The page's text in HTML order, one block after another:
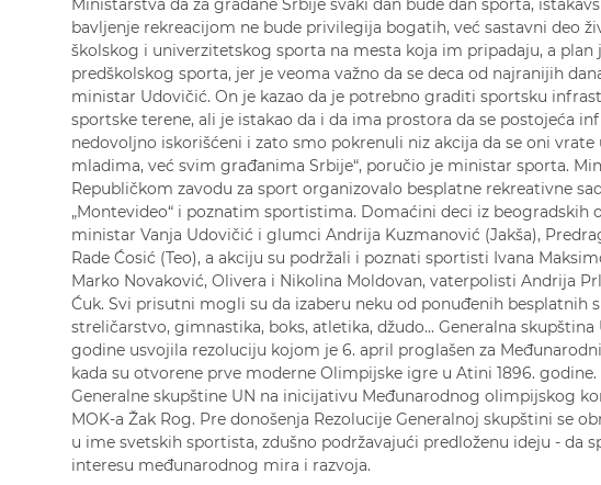
Ministarstva da za građane Srbije svaki dan bude dan sporta,
bavljenje rekreacijom ne bude privilegija bogatih, već sastavni deo
školskog i univerzitetskog sporta na mesta koja im pripadaju, a plan
predškolskog sporta, jer je veoma važno da se deca od najranijih
ministar Udovičić. On je kazao da je potrebno graditi sportsku
sportske terene, ali je istakao da i da ima prostora da se postojeća
nedovoljno iskorišćeni i zato smo pokrenuli niz akcija da se oni
mladima, već svim građanima Srbije“, poručio je ministar sporta.
Republičkom zavodu za sport organizovalo besplatne rekreativne
„Montevideo“ i poznatim sportistima. Domaćini deci iz beogradskih
ministar Vanja Udovičić i glumci Andrija Kuzmanović (Jakša),
Rade Ćosić (Teo), a akciju su podržali i poznati sportisti Ivana
Marko Novaković, Olivera i Nikolina Moldovan, vaterpolisti Andrija
Ćuk. Svi prisutni mogli su da izaberu neku od ponuđenih besplatnih
streličarstvo, gimnastika, boks, atletika, džudo... Generalna
godine usvojila rezoluciju kojom je 6. april proglašen za
kada su otvorene prve moderne Olimpijske igre u Atini 1896.
Generalne skupštine UN na inicijativu Međunarodnog olimpijskog
MOK-a Žak Rog. Pre donošenja Rezolucije Generalnoj skupštini se
u ime svetskih sportista, zdušno podržavajući predloženu ideju - da
interesu međunarodnog mira i razvoja.